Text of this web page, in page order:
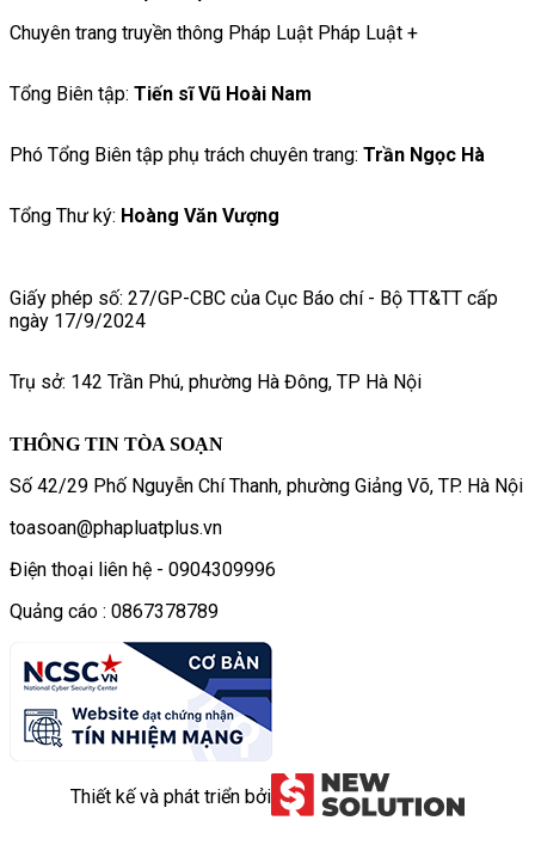
Chuyên trang truyền thông Pháp Luật Pháp Luật +
Tổng Biên tập: Tiến sĩ Vũ Hoài Nam
Phó Tổng Biên tập phụ trách chuyên trang: Trần Ngọc Hà
Tổng Thư ký: Hoàng Văn Vượng
Giấy phép số: 27/GP-CBC của Cục Báo chí - Bộ TT&TT cấp
ngày 17/9/2024
Trụ sở: 142 Trần Phú, phường Hà Đông, TP Hà Nội
THÔNG TIN TÒA SOẠN
Số 42/29 Phố Nguyễn Chí Thanh, phường Giảng Võ, TP. Hà Nội
toasoan@phapluatplus.vn
Điện thoại liên hệ - 0904309996
Quảng cáo : 0867378789
Thiết kế và phát triển bởi